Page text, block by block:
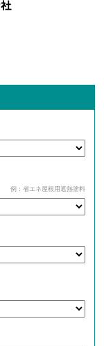
例：省エネ屋根用遮熱塗料